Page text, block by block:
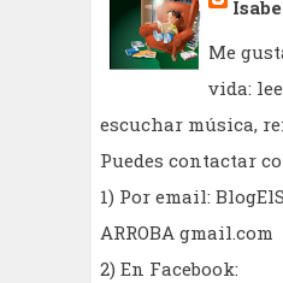
Me
vida:
escuchar música,
Puedes contactar
1) Por email:
ARROBA gmail.com
2) En Facebook: